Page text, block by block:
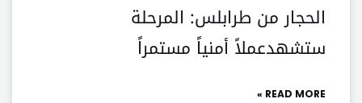
الحجار من طرابلس: المرحلة
ستشهدعملاً أمنياً مستمراً
READ MORE »